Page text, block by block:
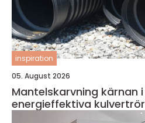
inspiration
05. August 2026
Mantelskarvning kärnan i täta och
energieffektiva kulvertrör